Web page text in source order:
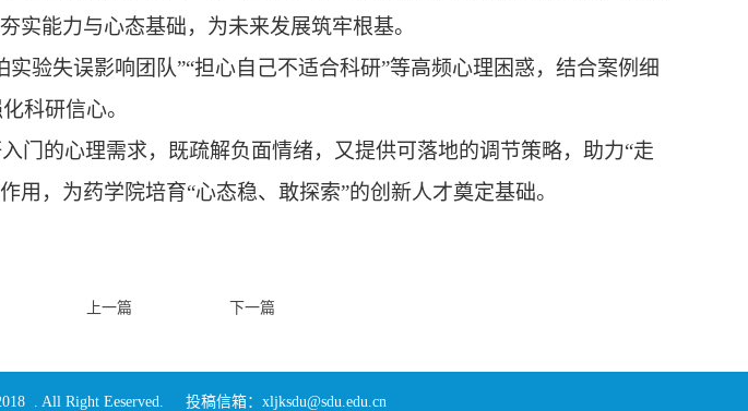
实能力与心态基础，为未来发展筑牢根基。
实验失误影响团队”“担心自己不适合科研”等高频心理困惑，结合案例细
科研信心。
门的心理需求，既疏解负面情绪，又提供可落地的调节策略，助力“走
用，为药学院培育“心态稳、敢探索”的创新人才奠定基础。
上一篇 下一篇
. All Right Eeserved. 投稿信箱：xljksdu@sdu.edu.cn